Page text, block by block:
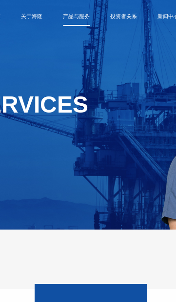
关于海隆 产品与服务 投资者关系 新闻中